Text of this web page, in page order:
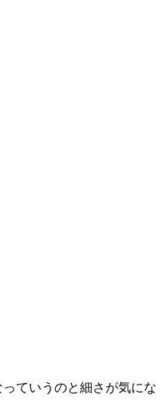
ていうのと細さが気にな